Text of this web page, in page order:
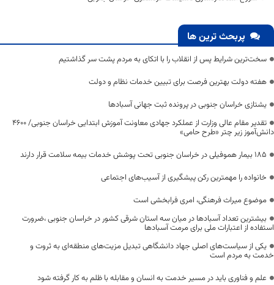
پربحث ترین ها
سخت‌ترین شرایط پس از انقلاب را با اتکای به مردم پشت سر گذاشتیم
هفته دولت بهترین فرصت برای تبیین خدمات نظام و دولت
یشتازی خراسان جنوبی در پرونده ثبت جهانی آسبادها
تقدیر مقام عالی وزارت از عملکرد جهادی معاونت آموزش ابتدایی خراسان جنوبی/ ۴۶۰۰
دانش‌آموز زیر چتر «طرح حامی»
۱۸۵ بیمار هموفیلی در خراسان جنوبی تحت پوشش خدمات بیمه سلامت قرار دارند
خانواده را مهمترین رکن پیشگیری از آسیب‌های اجتماعی
موضوع میراث فرهنگی، امری فرابخشی است
بیشترین تعداد آسبادها در میان سه استان شرقی کشور در خراسان جنوبی ،ضرورت
استفاده از اعتبارات ملی برای مرمت آسبادها
یکی از سیاست‌های اصلی جهاد دانشگاهی تبدیل مزیت‌های منطقه‌ای به ثروت و
خدمت به مردم است
علم و فناوری باید در مسیر خدمت به انسان و مقابله با ظلم به کار گرفته شود